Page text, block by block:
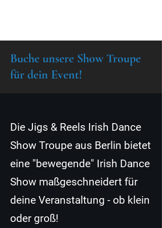
Buche unsere Show Troupe
für dein Event!
Die Jigs & Reels Irish Dance
Show Troupe aus Berlin bietet
eine "bewegende" Irish Dance
Show maßgeschneidert für
deine Veranstaltung - ob klein
oder groß!